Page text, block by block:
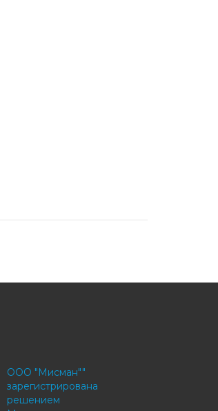
ООО "Мисман""
зарегистрирована
решением